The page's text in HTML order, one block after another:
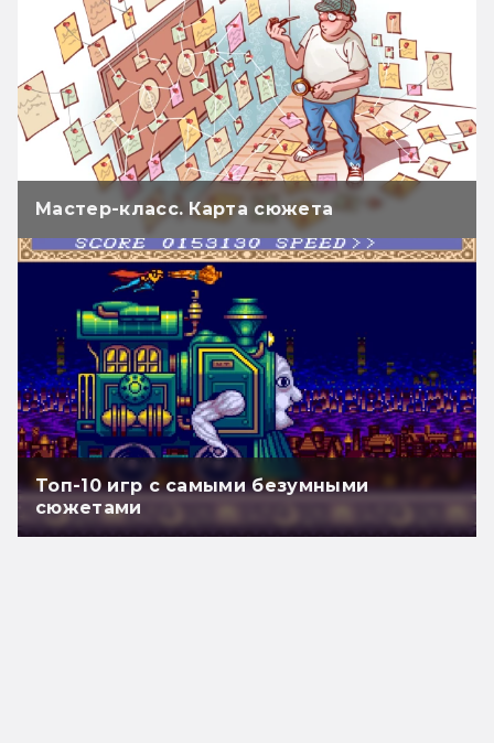
Мастер-класс. Карта сюжета
Топ-10 игр с самыми безумными
сюжетами